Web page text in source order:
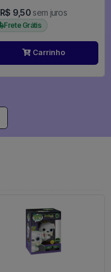
R$ 9,50 sem juros
Frete Grátis
Carrinho